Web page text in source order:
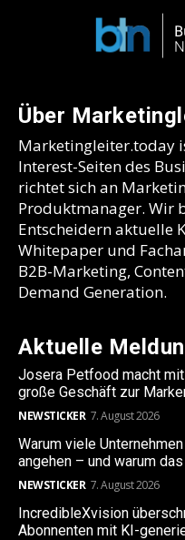
Über
Marketingleiter.today
Interest-Seiten des
richtet sich an
Produktmanager. Wir
Entscheidern aktuelle
Whitepaper und
B2B-Marketing,
Demand Generation.
Aktuelle
Josera Petfood macht mit
große Geschäft zur
NEWSTICKER 7. August 2026
Warum viele
angehen – und warum
NEWSTICKER 7. August 2026
IncredibleXvision
Abonnenten mit KI-